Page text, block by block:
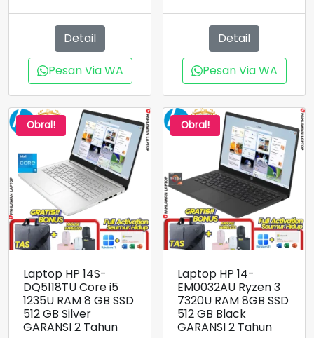
Rp6.300.000.
Detail
Pesan Via WA
adalah:
Rp14.700.000.
Detail
Pesan Via WA
Obral!
Laptop HP 14S-
DQ5118TU Core i5
1235U RAM 8 GB SSD
512 GB Silver
GARANSI 2 Tahun
Obral!
Laptop HP 14-
EM0032AU Ryzen 3
7320U RAM 8GB SSD
512 GB Black
GARANSI 2 Tahun